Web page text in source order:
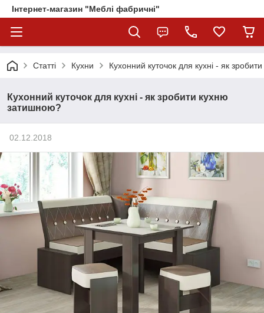
Інтернет-магазин "Меблі фабричні"
Статті Кухни Кухонний куточок для кухні - як
Кухонний куточок для кухні - як зробити кухню
затишною?
02.12.2018